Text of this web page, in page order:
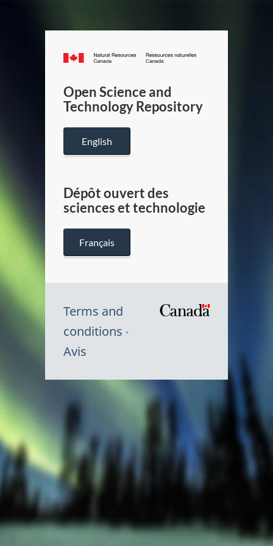
Canada.ca
/
Canada
Open Science and
Technology Repository
English
Dépôt ouvert des
sciences et technologie
Français
Terms and
conditions
Avis
Canada